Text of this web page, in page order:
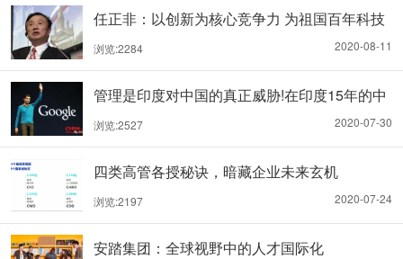
任正非：以创新为核心竞争力 为祖国百年科技
振兴而奋斗
2020-08-11
浏览:2284
管理是印度对中国的真正威胁!在印度15年的中
国CEO肺腑之言
2020-07-30
浏览:2527
四类高管各授秘诀，暗藏企业未来玄机
2020-07-24
浏览:2197
安踏集团：全球视野中的人才国际化